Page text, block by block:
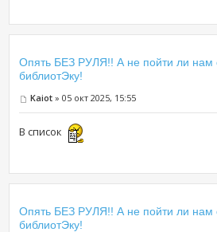
Опять БЕЗ РУЛЯ!! А не пойти ли нам
библиотЭку!
Kaiot » 05 окт 2025, 15:55
В список
Опять БЕЗ РУЛЯ!! А не пойти ли нам
библиотЭку!